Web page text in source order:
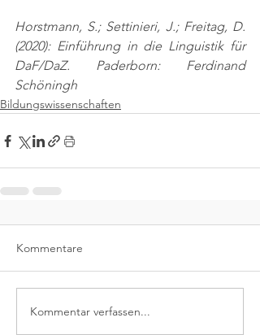
Horstmann, S.; Settinieri, J.; Freitag, D.
(2020): Einführung in die Linguistik für
DaF/DaZ. Paderborn: Ferdinand
Schöningh
Bildungswissenschaften
Kommentare
Kommentar verfassen...